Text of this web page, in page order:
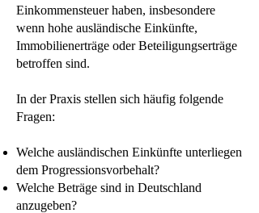
Einkommensteuer haben, insbesondere
wenn hohe ausländische Einkünfte,
Immobilienerträge oder Beteiligungserträge
betroffen sind.
In der Praxis stellen sich häufig folgende
Fragen:
Welche ausländischen Einkünfte unterliegen
dem Progressionsvorbehalt?
Welche Beträge sind in Deutschland
anzugeben?